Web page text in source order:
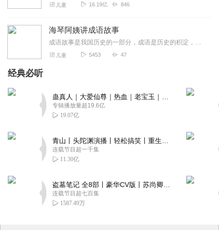
儿童 16.19亿 846
海琴阿姨讲成语故事
成语故事是我国历史的一部分，成语是历史的积淀，每一个成语的背后都有一个含义深远的故事，是我国几千年以来人民智慧的结晶。其特点是深刻隽永，言简意赅。阅读成语故事，...
儿童 5453 47
经典必听
专辑播放量超19.6亿
19.07亿
连载节目超一千集
11.30亿
连载节目超七百集
1587.49万